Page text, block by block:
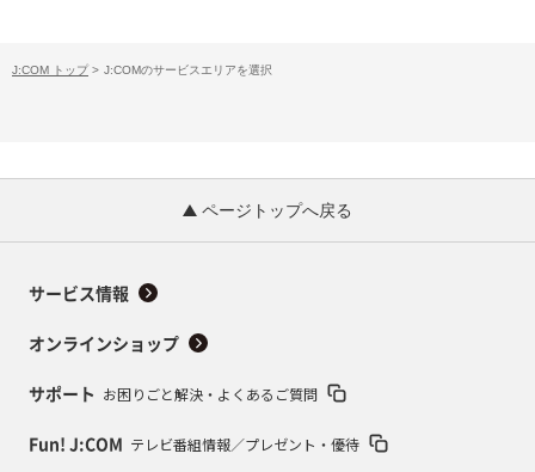
J:COM トップ > J:COMのサービスエリアを選択
ページトップへ戻る
サービス情報
オンラインショップ
サポート お困りごと解決・よくあるご質問
Fun! J:COM テレビ番組情報／プレゼント・優待